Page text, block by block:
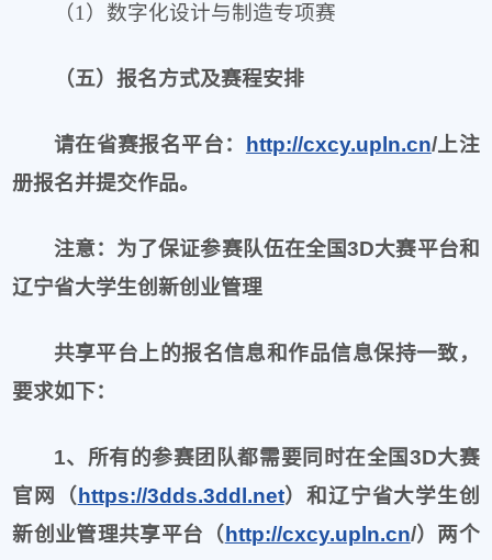
（1）数字化设计与制造专项赛
（五）报名方式及赛程安排
请在省赛报名平台： http://cxcy.upln.cn/上注
册报名并提交作品。
注意：为了保证参赛队伍在全国3D大赛平台和
辽宁省大学生创新创业管理
共享平台上的报名信息和作品信息保持一致，
要求如下：
1、所有的参赛团队都需要同时在全国3D大赛
官网
（ https://3dds.3ddl.net）和辽宁省大学生创
新创业管理共享平台（ http://cxcy.upln.cn/）两个